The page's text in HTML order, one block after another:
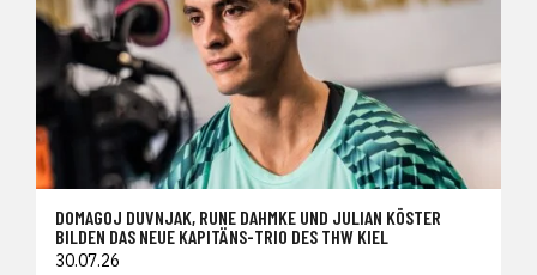
DOMAGOJ DUVNJAK, RUNE DAHMKE UND JULIAN KÖSTER
BILDEN DAS NEUE KAPITÄNS-TRIO DES THW KIEL
30.07.26